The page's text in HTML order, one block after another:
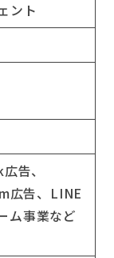
ント
告、
広告、LINE
ム事業など